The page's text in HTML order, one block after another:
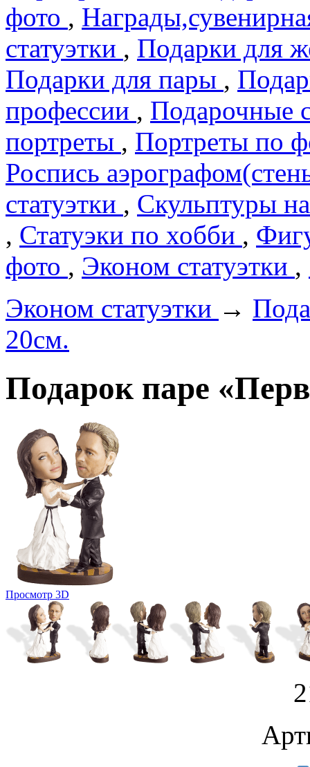
фото ,
статуэтки , Подарки для
Подарки для пары ,
профеcсии , Подарочные
портреты , Портреты по
Роспись
статуэтки , Скульптуры
, Статуэки по хобби ,
фото , Эконом статуэтки ,
Эконом статуэтки →
20см.
Подарок паре
Просмотр 3D